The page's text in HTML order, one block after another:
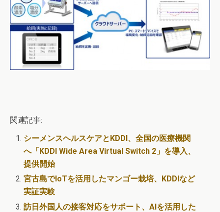
関連記事:
シーメンスヘルスケアとKDDI、全国の医療機関
へ「KDDI Wide Area Virtual Switch 2」を導入、
提供開始
宮古島でIoTを活用したマンゴー栽培、KDDIなど
実証実験
訪日外国人の接客対応をサポート、AIを活用した